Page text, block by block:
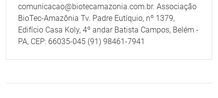
comunicacao@biotecamazonia.com.br. Associação
BioTec-Amazônia Tv. Padre Eutíquio, nº 1379,
Edifício Casa Koly, 4º andar Batista Campos, Belém -
PA, CEP: 66035-045 (91) 98461-7941